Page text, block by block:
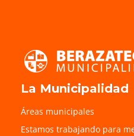
La Municipalidad
Áreas municipales
Estamos trabajando para